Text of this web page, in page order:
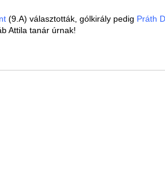
(9.A) választották, gólkirály pedig Práth
Attila tanár úrnak!